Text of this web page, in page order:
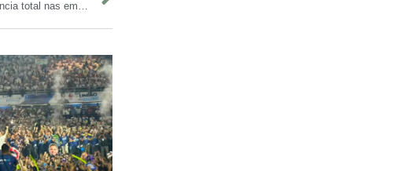
TCE-AM vai votar resolução para garantir transparência total nas emendas parlamentares